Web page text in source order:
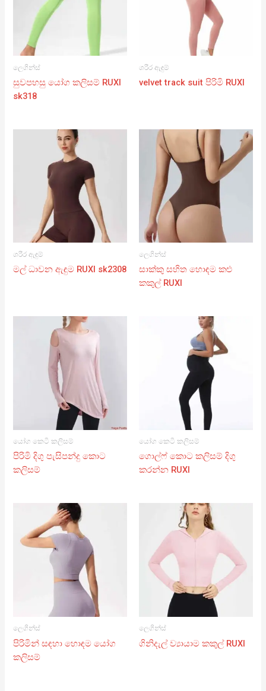
ලෙගින්ස්
සුවපහසු යෝග කලිසම් RUXI
sk318
ශරීර ඇඳුම්
velvet track suit පිරිමි RUXI
ශරීර ඇඳුම්
මල් ධාවන ඇඳුම RUXI sk2308
ලෙගින්ස්
සාක්කු සහිත හොඳම කළු
කකුල් RUXI
යෝග කෙටි කලිසම්
පිරිමි දිගු පැසිපන්දු කොට
කලිසම්
යෝග කෙටි කලිසම්
ගොල්ෆ් කොට කලිසම් දිගු
කරන්න RUXI
ලෙගින්ස්
පිරිමින් සඳහා හොඳම යෝග
කලිසම්
ලෙගින්ස්
ගිනිදැල් ව්‍යායාම කකුල් RUXI